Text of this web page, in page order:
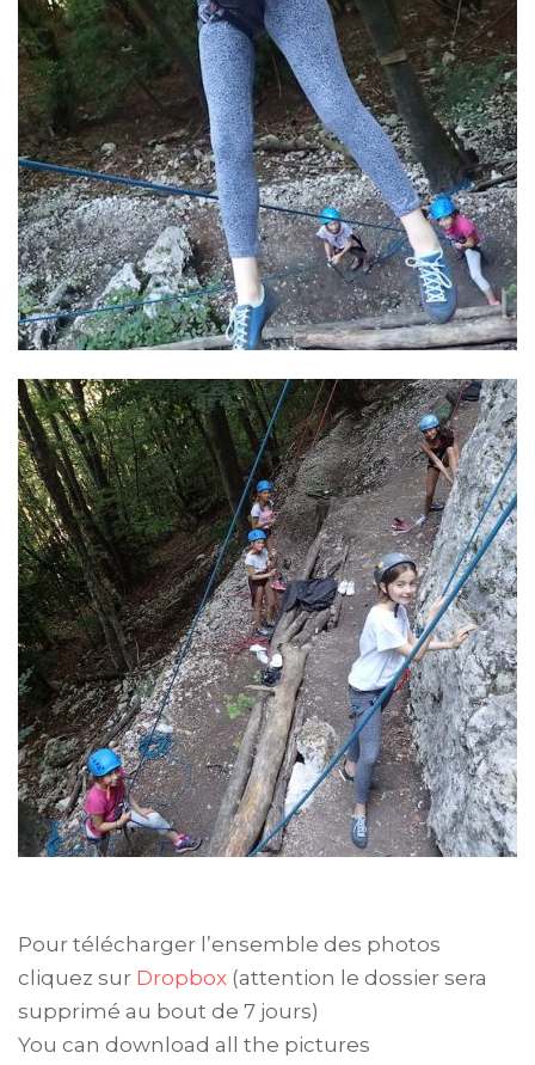
Pour télécharger l’ensemble des photos
cliquez sur Dropbox (attention le dossier sera
supprimé au bout de 7 jours)
You can download all the pictures